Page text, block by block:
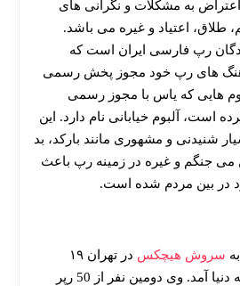
به مشکلات و نگرانی های
طلاق، اعتیاد و غیره می باشد.
رپ فارسی ایران است که
آهنگ های رپ خود مجوز پخش رسمی
هایی که یاس با مجوز رسمی
است، آلبوم خیابانی نام دارد. این
شنیدنی و مشهوری مانند بارکد، بد
می جنگم و غیره در زمینه رپ باعث
در بین مردم شده است.
سروش هیچکس
در تهران ۱۹
اردیبهشت سال ۱۳۶۴ به دنیا آمد. وی دومین نفر از 50 رپر